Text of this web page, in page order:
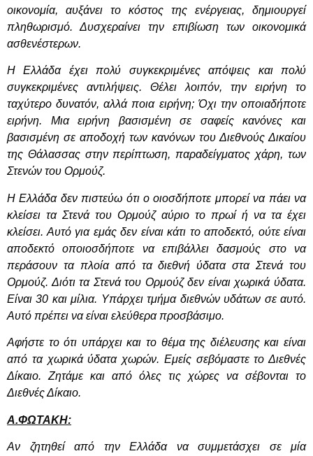
οικονομία, αυξάνει το κόστος της ενέργειας, δημιουργεί
πληθωρισμό. Δυσχεραίνει την επιβίωση των οικονομικά
ασθενέστερων.
Η Ελλάδα έχει πολύ συγκεκριμένες απόψεις και πολύ
συγκεκριμένες αντιλήψεις. Θέλει λοιπόν, την ειρήνη το
ταχύτερο δυνατόν, αλλά ποια ειρήνη; Όχι την οποιαδήποτε
ειρήνη. Μια ειρήνη βασισμένη σε σαφείς κανόνες και
βασισμένη σε αποδοχή των κανόνων του Διεθνούς Δικαίου
της Θάλασσας στην περίπτωση, παραδείγματος χάρη, των
Στενών του Ορμούζ.
Η Ελλάδα δεν πιστεύω ότι ο οιοσδήποτε μπορεί να πάει να
κλείσει τα Στενά του Ορμούζ αύριο το πρωί ή να τα έχει
κλείσει. Αυτό για εμάς δεν είναι κάτι το αποδεκτό, ούτε είναι
αποδεκτό οποιοσδήποτε να επιβάλλει δασμούς στο να
περάσουν τα πλοία από τα διεθνή ύδατα στα Στενά του
Ορμούζ. Διότι τα Στενά του Ορμούζ δεν είναι χωρικά ύδατα.
Είναι 30 και μίλια. Υπάρχει τμήμα διεθνών υδάτων σε αυτό.
Αυτό πρέπει να είναι ελεύθερα προσβάσιμο.
Αφήστε το ότι υπάρχει και το θέμα της διέλευσης και είναι
από τα χωρικά ύδατα χωρών. Εμείς σεβόμαστε το Διεθνές
Δίκαιο. Ζητάμε και από όλες τις χώρες να σέβονται το
Διεθνές Δίκαιο.
Α.ΦΩΤΑΚΗ:
Αν ζητηθεί από την Ελλάδα να συμμετάσχει σε μία